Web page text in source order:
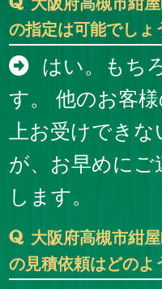
の指定は可能でしょ
はい。もち
す。 他のお客
上お受けでき
が、お早めにご
します。
大阪府高槻市紺
の見積依頼はどのよ